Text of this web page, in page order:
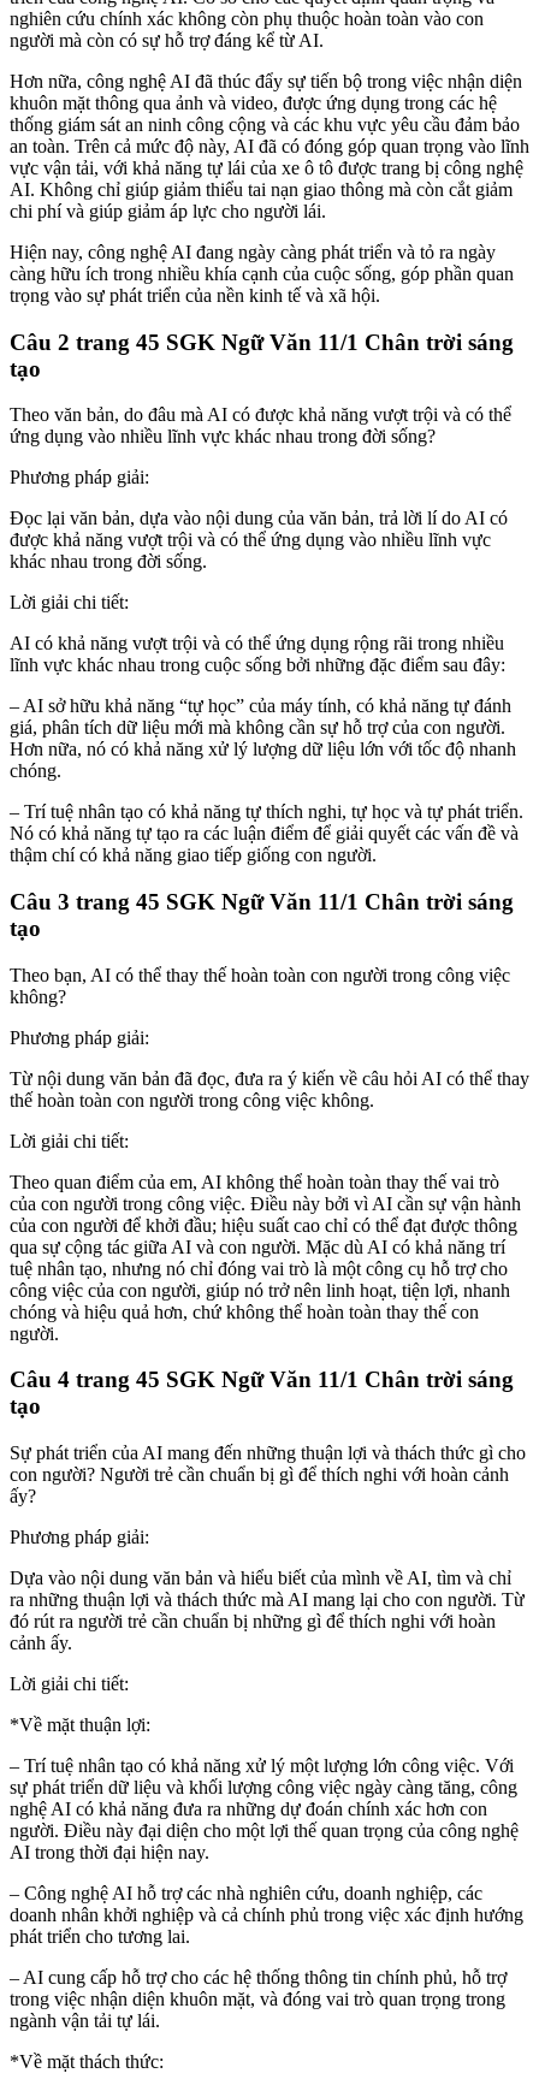
nghiên cứu chính xác không còn phụ thuộc hoàn toàn vào con
người mà còn có sự hỗ trợ đáng kể từ AI.
Hơn nữa, công nghệ AI đã thúc đẩy sự tiến bộ trong việc nhận diện
khuôn mặt thông qua ảnh và video, được ứng dụng trong các hệ
thống giám sát an ninh công cộng và các khu vực yêu cầu đảm bảo
an toàn. Trên cả mức độ này, AI đã có đóng góp quan trọng vào lĩnh
vực vận tải, với khả năng tự lái của xe ô tô được trang bị công nghệ
AI. Không chỉ giúp giảm thiểu tai nạn giao thông mà còn cắt giảm
chi phí và giúp giảm áp lực cho người lái.
Hiện nay, công nghệ AI đang ngày càng phát triển và tỏ ra ngày
càng hữu ích trong nhiều khía cạnh của cuộc sống, góp phần quan
trọng vào sự phát triển của nền kinh tế và xã hội.
Câu 2 trang 45 SGK Ngữ Văn 11/1 Chân trời sáng
tạo
Theo văn bản, do đâu mà AI có được khả năng vượt trội và có thể
ứng dụng vào nhiều lĩnh vực khác nhau trong đời sống?
Phương pháp giải:
Đọc lại văn bản, dựa vào nội dung của văn bản, trả lời lí do AI có
được khả năng vượt trội và có thể ứng dụng vào nhiều lĩnh vực
khác nhau trong đời sống.
Lời giải chi tiết:
AI có khả năng vượt trội và có thể ứng dụng rộng rãi trong nhiều
lĩnh vực khác nhau trong cuộc sống bởi những đặc điểm sau đây:
– AI sở hữu khả năng “tự học” của máy tính, có khả năng tự đánh
giá, phân tích dữ liệu mới mà không cần sự hỗ trợ của con người.
Hơn nữa, nó có khả năng xử lý lượng dữ liệu lớn với tốc độ nhanh
chóng.
– Trí tuệ nhân tạo có khả năng tự thích nghi, tự học và tự phát triển.
Nó có khả năng tự tạo ra các luận điểm để giải quyết các vấn đề và
thậm chí có khả năng giao tiếp giống con người.
Câu 3 trang 45 SGK Ngữ Văn 11/1 Chân trời sáng
tạo
Theo bạn, AI có thể thay thế hoàn toàn con người trong công việc
không?
Phương pháp giải:
Từ nội dung văn bản đã đọc, đưa ra ý kiến về câu hỏi AI có thể thay
thế hoàn toàn con người trong công việc không.
Lời giải chi tiết:
Theo quan điểm của em, AI không thể hoàn toàn thay thế vai trò
của con người trong công việc. Điều này bởi vì AI cần sự vận hành
của con người để khởi đầu; hiệu suất cao chỉ có thể đạt được thông
qua sự cộng tác giữa AI và con người. Mặc dù AI có khả năng trí
tuệ nhân tạo, nhưng nó chỉ đóng vai trò là một công cụ hỗ trợ cho
công việc của con người, giúp nó trở nên linh hoạt, tiện lợi, nhanh
chóng và hiệu quả hơn, chứ không thể hoàn toàn thay thế con
người.
Câu 4 trang 45 SGK Ngữ Văn 11/1 Chân trời sáng
tạo
Sự phát triển của AI mang đến những thuận lợi và thách thức gì cho
con người? Người trẻ cần chuẩn bị gì để thích nghi với hoàn cảnh
ấy?
Phương pháp giải:
Dựa vào nội dung văn bản và hiểu biết của mình về AI, tìm và chỉ
ra những thuận lợi và thách thức mà AI mang lại cho con người. Từ
đó rút ra người trẻ cần chuẩn bị những gì để thích nghi với hoàn
cảnh ấy.
Lời giải chi tiết:
*Về mặt thuận lợi:
– Trí tuệ nhân tạo có khả năng xử lý một lượng lớn công việc. Với
sự phát triển dữ liệu và khối lượng công việc ngày càng tăng, công
nghệ AI có khả năng đưa ra những dự đoán chính xác hơn con
người. Điều này đại diện cho một lợi thế quan trọng của công nghệ
AI trong thời đại hiện nay.
– Công nghệ AI hỗ trợ các nhà nghiên cứu, doanh nghiệp, các
doanh nhân khởi nghiệp và cả chính phủ trong việc xác định hướng
phát triển cho tương lai.
– AI cung cấp hỗ trợ cho các hệ thống thông tin chính phủ, hỗ trợ
trong việc nhận diện khuôn mặt, và đóng vai trò quan trọng trong
ngành vận tải tự lái.
*Về mặt thách thức: